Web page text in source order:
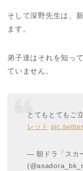
そして深野先生は、
ます。
弟子達はそれを知っ
ていません。
とてもとてもご
レット
— 朝ドラ「スカ